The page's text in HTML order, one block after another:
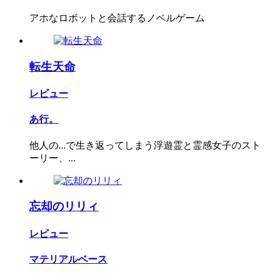
アホなロボットと会話するノベルゲーム
転生天命
レビュー
あ行。
他人の...で生き返ってしまう浮遊霊と霊感女子のスト
ーリー、...
忘却のリリィ
レビュー
マテリアルベース